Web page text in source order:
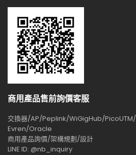
商用產品售前詢價客服
交換器/AP/Peplink/WiGigHub/PicoUTM/
Evren/Oracle
商用產品詢價/架構規劃/設計
LINE ID: @nb_inquiry